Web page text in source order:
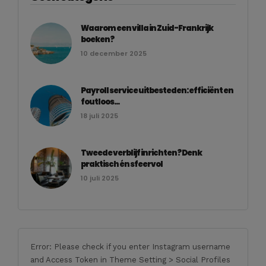
Waarom een villa in Zuid-Frankrijk
boeken?
10 december 2025
Payroll service uitbesteden: efficiënt en
foutloos...
18 juli 2025
Tweede verblijf inrichten? Denk
praktisch én sfeervol
10 juli 2025
Error: Please check if you enter Instagram username
and Access Token in Theme Setting > Social Profiles